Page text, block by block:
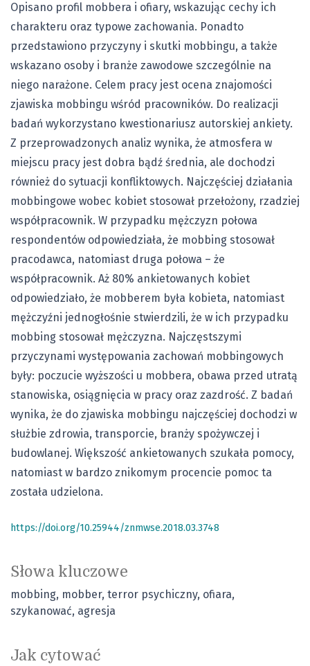
Słowa kluczowe
mobbing mobber terror psychiczny ofiara
szykanować agresja
Jak cytować
Opisano profil mobbera i ofiary, wskazując cechy ich
charakteru oraz typowe zachowania. Ponadto
przedstawiono przyczyny i skutki mobbingu, a także
wskazano osoby i branże zawodowe szczególnie na
niego narażone. Celem pracy jest ocena znajomości
zjawiska mobbingu wśród pracowników. Do realizacji
badań wykorzystano kwestionariusz autorskiej ankiety.
Z przeprowadzonych analiz wynika, że atmosfera w
miejscu pracy jest dobra bądź średnia, ale dochodzi
również do sytuacji konfliktowych. Najczęściej działania
mobbingowe wobec kobiet stosował przełożony, rzadziej
współpracownik. W przypadku mężczyzn połowa
respondentów odpowiedziała, że mobbing stosował
pracodawca, natomiast druga połowa – że
współpracownik. Aż 80% ankietowanych kobiet
odpowiedziało, że mobberem była kobieta, natomiast
mężczyźni jednogłośnie stwierdzili, że w ich przypadku
mobbing stosował mężczyzna. Najczęstszymi
przyczynami występowania zachowań mobbingowych
były: poczucie wyższości u mobbera, obawa przed utratą
stanowiska, osiągnięcia w pracy oraz zazdrość. Z badań
wynika, że do zjawiska mobbingu najczęściej dochodzi w
służbie zdrowia, transporcie, branży spożywczej i
budowlanej. Większość ankietowanych szukała pomocy,
natomiast w bardzo znikomym procencie pomoc ta
została udzielona.
https://doi.org/10.25944/znmwse.2018.03.3748